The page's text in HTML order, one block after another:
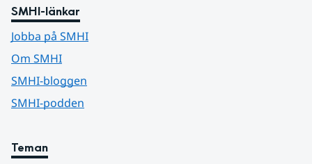
SMHI-länkar
Jobba på SMHI
Om SMHI
SMHI-bloggen
SMHI-podden
Teman